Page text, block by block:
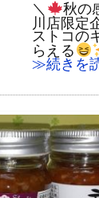
＼ 秋の
川店限定
ストコの
らえる
≫続きを